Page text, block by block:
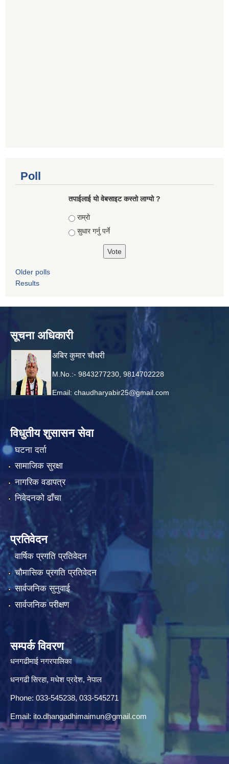
Poll
तपाई‌लाई यो वेबसाइट कस्तो लाग्यो ?
Choices
राम्रो
सुधार गर्नु पर्ने
Older polls
Results
सूचना अधिकारी
अबिर कुमार चौधरी
M.No.:- 9843277230, 9814702228
Email: chaudharyabir25@gmail.com
विधुतीय शुसासन सेवा
घटना दर्ता
सामाजिक सुरक्षा
नागरिक वडापत्र
निवेदनको ढाँचा
प्रतिवेदन
वार्षिक प्रगति प्रतिवेदन
चौमासिक प्रगति प्रतिवेदन
सार्वजनिक सुनुवाई
सार्वजनिक परीक्षण
सम्पर्क विवरण
धनगढीमाई नगरपालिका
धनगढी सिरहा, मधेश प्रदेश, नेपाल
Phone: 033-545238, 033-545271
Email: ito.dhangadhimaimun@gmail.com